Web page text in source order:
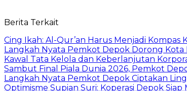
Berita Terkait
Cing Ikah: Al-Qur’an Harus Menjadi Kompas
Langkah Nyata Pemkot Depok Dorong Kota
Kawal Tata Kelola dan Keberlanjutan
Sambut Final Piala Dunia 2026, Pemkot
Langkah Nyata Pemkot Depok Ciptakan
Optimisme Supian Suri: Koperasi Depok